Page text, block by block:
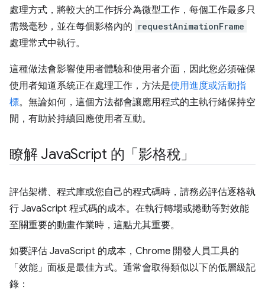
處理方式，將較大的工作拆分為微型工作，每個工作最多只
需幾毫秒，並在每個影格內的 requestAnimationFrame
處理常式中執行。
這種做法會影響使用者體驗和使用者介面，因此您必須確保
使用者知道系統正在處理工作，方法是使用進度或活動指
標。無論如何，這個方法都會讓應用程式的主執行緒保持空
閒，有助於持續回應使用者互動。
瞭解 JavaScript 的「影格稅」
評估架構、程式庫或您自己的程式碼時，請務必評估逐格執
行 JavaScript 程式碼的成本。在執行轉場或捲動等對效能
至關重要的動畫作業時，這點尤其重要。
如要評估 JavaScript 的成本，Chrome 開發人員工具的
「效能」面板是最佳方式。通常會取得類似以下的低層級記
錄：